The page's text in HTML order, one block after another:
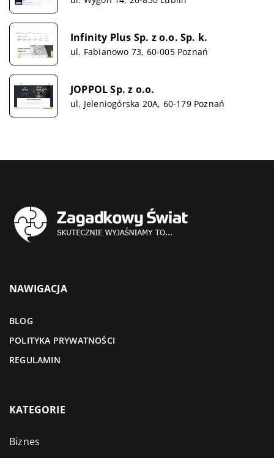
Infinity Plus Sp. z o.o. Sp. k.
ul. Fabianowo 73, 60-005 Poznań
JOPPOL Sp. z o.o.
ul. Jeleniogórska 20A, 60-179 Poznań
NAWIGACJA
BLOG
POLITYKA PRYWATNOŚCI
REGULAMIN
KATEGORIE
Biznes